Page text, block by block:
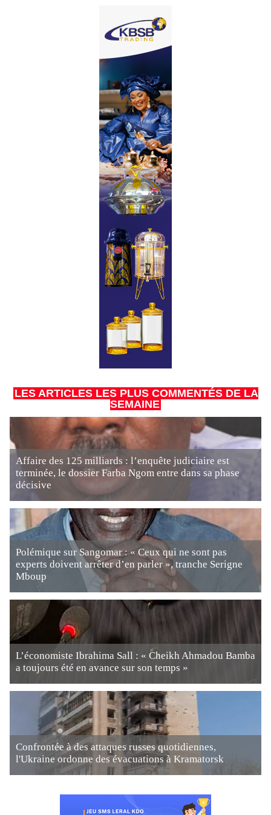
LES ARTICLES LES PLUS COMMENTÉS DE LA
SEMAINE
Affaire des 125 milliards : l’enquête judiciaire est
terminée, le dossier Farba Ngom entre dans sa phase
décisive
Polémique sur Sangomar : « Ceux qui ne sont pas
experts doivent arrêter d’en parler », tranche Serigne
Mboup
L’économiste Ibrahima Sall : « Cheikh Ahmadou Bamba
a toujours été en avance sur son temps »
Confrontée à des attaques russes quotidiennes,
l'Ukraine ordonne des évacuations à Kramatorsk